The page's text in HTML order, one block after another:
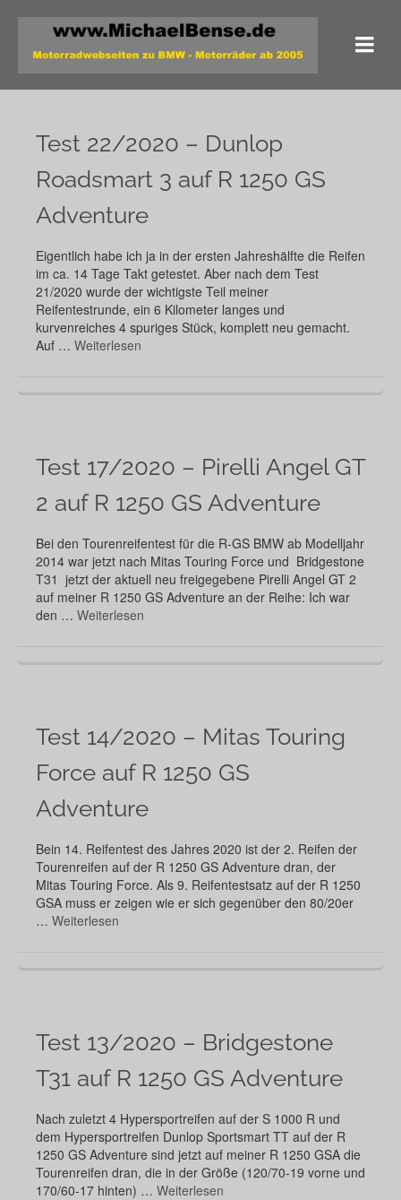
Test 22/2020 – Dunlop
Roadsmart 3 auf R 1250 GS
Adventure
Eigentlich habe ich ja in der ersten Jahreshälfte die Reifen
im ca. 14 Tage Takt getestet. Aber nach dem Test
21/2020 wurde der wichtigste Teil meiner
Reifentestrunde, ein 6 Kilometer langes und
kurvenreiches 4 spuriges Stück, komplett neu gemacht.
Auf … Weiterlesen
Test 17/2020 – Pirelli Angel GT
2 auf R 1250 GS Adventure
Bei den Tourenreifentest für die R-GS BMW ab Modelljahr
2014 war jetzt nach Mitas Touring Force und Bridgestone
T31 jetzt der aktuell neu freigegebene Pirelli Angel GT 2
auf meiner R 1250 GS Adventure an der Reihe: Ich war
den … Weiterlesen
Test 14/2020 – Mitas Touring
Force auf R 1250 GS
Adventure
Bein 14. Reifentest des Jahres 2020 ist der 2. Reifen der
Tourenreifen auf der R 1250 GS Adventure dran, der
Mitas Touring Force. Als 9. Reifentestsatz auf der R 1250
GSA muss er zeigen wie er sich gegenüber den 80/20er
… Weiterlesen
Test 13/2020 – Bridgestone
T31 auf R 1250 GS Adventure
Nach zuletzt 4 Hypersportreifen auf der S 1000 R und
dem Hypersportreifen Dunlop Sportsmart TT auf der R
1250 GS Adventure sind jetzt auf meiner R 1250 GSA die
Tourenreifen dran, die in der Größe (120/70-19 vorne und
170/60-17 hinten) … Weiterlesen